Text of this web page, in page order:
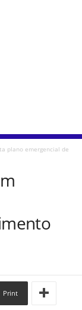
plano emergencial de
Print